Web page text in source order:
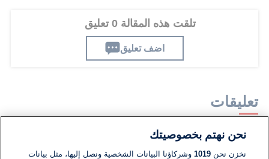
تلقت هذه المقالة 0 تعليق
اضف تعليق
تعليقات
لا توجد تعليقات مكتوبة حتى الآن. كن الأول!
نحن نهتم بخصوصيتك
نخزن نحن1019 وشركاؤنا البيانات الشخصية ونصل إليها، مثل بيانات